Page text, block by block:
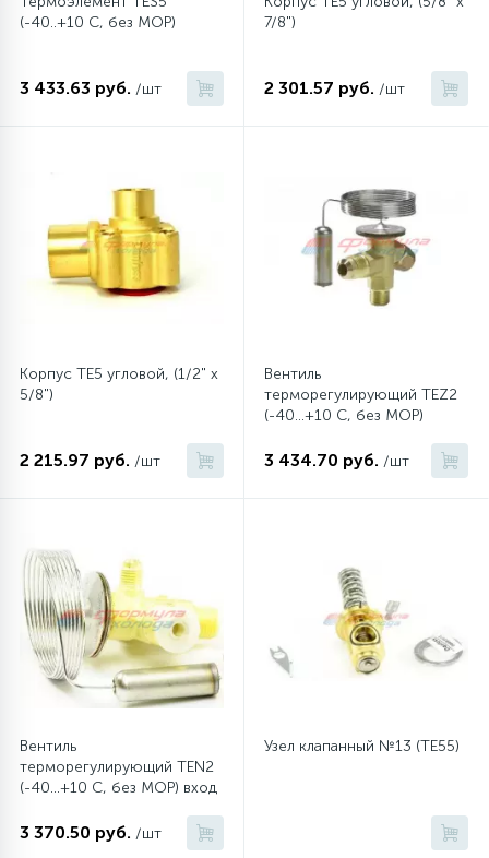
Стекла люка
Суппорты (ступицы)
ТЭНы (нагревательные элементы)
90
12
Шкивы барабана
Шланги залива
Шланги слива
Щетки двигателя
Электронные модули
30
(-40..+10 C, без MOP)
3 433.63 руб. /шт
7/8")
2 301.57 руб. /шт
Корпус TE5 угловой, (1/2" x
5/8")
2 215.97 руб. /шт
Вентиль
терморегулирующий TEZ2
(-40...+10 C, без MOP)
3 434.70 руб. /шт
Вентиль
терморегулирующий TEN2
(-40...+10 C, без MOP) вход
1/2" отбортовка
3 370.50 руб. /шт
Узел клапанный №13 (TE55)